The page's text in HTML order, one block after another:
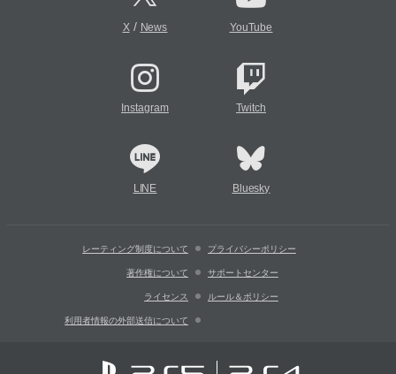
X/ News YouTube
Instagram Twitch
LINE Bluesky
レーティング制度について プライバシーポリシー
著作権について サポートセンター
ライセンス ルール＆ポリシー
利用者情報の外部送信について